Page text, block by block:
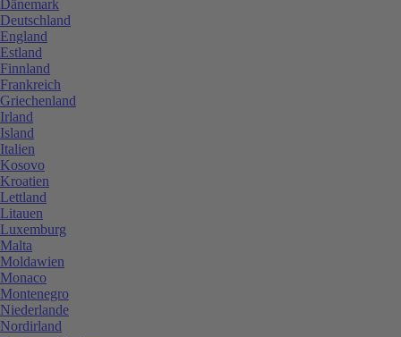
Dänemark
Deutschland
England
Estland
Finnland
Frankreich
Griechenland
Irland
Island
Italien
Kosovo
Kroatien
Lettland
Litauen
Luxemburg
Malta
Moldawien
Monaco
Montenegro
Niederlande
Nordirland